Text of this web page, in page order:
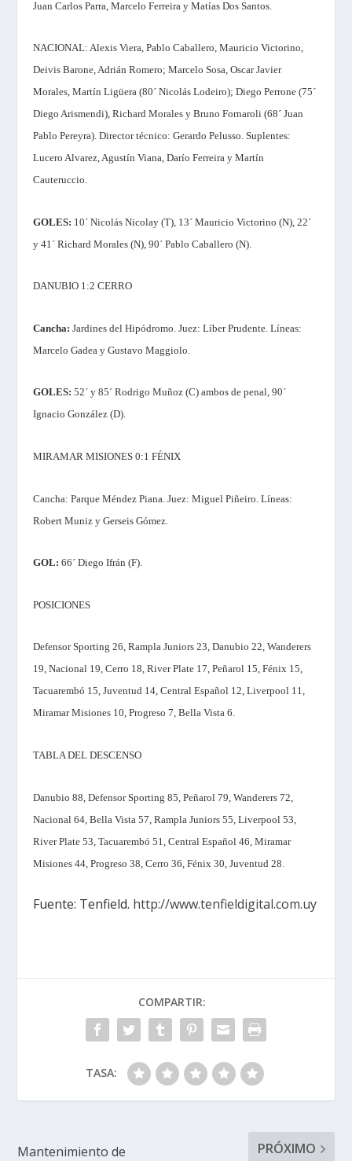
Juan Carlos Parra, Marcelo Ferreira y Matías Dos Santos.
NACIONAL: Alexis Viera, Pablo Caballero, Mauricio Victorino,
Deivis Barone, Adrián Romero; Marcelo Sosa, Oscar Javier
Morales, Martín Ligüera (80´ Nicolás Lodeiro); Diego Perrone (75´
Diego Arismendi), Richard Morales y Bruno Fornaroli (68´ Juan
Pablo Pereyra).Director técnico: Gerardo Pelusso.Suplentes:
Lucero Alvarez, Agustín Viana, Darío Ferreira y Martín
Cauteruccio.
GOLES: 10´ Nicolás Nicolay (T), 13´ Mauricio Victorino (N), 22´
y 41´ Richard Morales (N), 90´ Pablo Caballero (N).
DANUBIO 1:2 CERRO
Cancha: Jardines del Hipódromo.Juez: Líber Prudente.Líneas:
Marcelo Gadea y Gustavo Maggiolo.
GOLES: 52´ y 85´ Rodrigo Muñoz (C) ambos de penal, 90´
Ignacio González (D).
MIRAMAR MISIONES 0:1 FÉNIX
Cancha: Parque Méndez Piana.Juez: Miguel Piñeiro.Líneas:
Robert Muniz y Gerseis Gómez.
GOL: 66´ Diego Ifrán (F).
POSICIONES
Defensor Sporting 26, Rampla Juniors 23, Danubio 22, Wanderers
19, Nacional 19, Cerro 18, River Plate 17, Peñarol 15, Fénix 15,
Tacuarembó 15, Juventud 14, Central Español 12, Liverpool 11,
Miramar Misiones 10, Progreso 7, Bella Vista 6.
TABLA DEL DESCENSO
Danubio 88, Defensor Sporting 85, Peñarol 79, Wanderers 72,
Nacional 64, Bella Vista 57, Rampla Juniors 55, Liverpool 53,
River Plate 53, Tacuarembó 51, Central Español 46, Miramar
Misiones 44, Progreso 38, Cerro 36, Fénix 30, Juventud 28.
Fuente: Tenfield. http://www.tenfieldigital.com.uy
COMPARTIR:
TASA:
Mantenimiento de
PRÓXIMO